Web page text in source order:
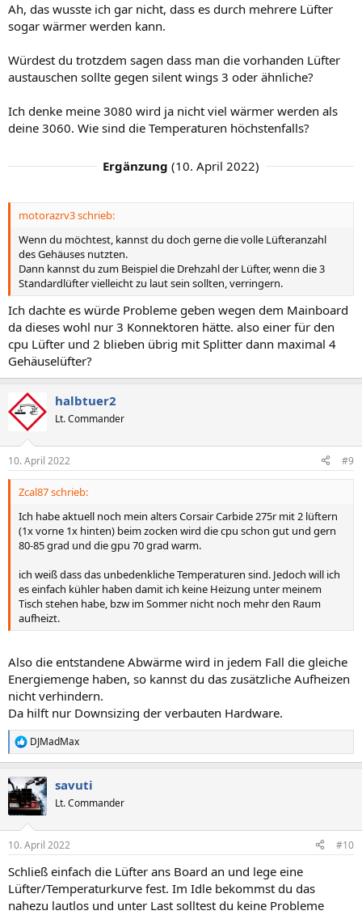
eine 3060 Ti verbaut.
Box" mit die beste Airflow-Performance hat, die man sich derzeit
überhaupt wünschen kann. Mit zu vielen Lüftern wirst du das
Ergebnis aufgrund von Luftverwirbelungen schlimmstenfalls sogar
Ah, das wusste ich gar nicht, dass es durch mehrere Lüfter
sogar wärmer werden kann.
Würdest du trotzdem sagen dass man die vorhanden Lüfter
austauschen sollte gegen silent wings 3 oder ähnliche?
Ich denke meine 3080 wird ja nicht viel wärmer werden als
deine 3060. Wie sind die Temperaturen höchstenfalls?
Ergänzung (10. April 2022)
motorazrv3 schrieb:
Wenn du möchtest, kannst du doch gerne die volle Lüfteranzahl
des Gehäuses nutzten.
Dann kannst du zum Beispiel die Drehzahl der Lüfter, wenn die 3
Standardlüfter vielleicht zu laut sein sollten, verringern.
Ich dachte es würde Probleme geben wegen dem Mainboard
da dieses wohl nur 3 Konnektoren hätte. also einer für den
cpu Lüfter und 2 blieben übrig mit Splitter dann maximal 4
Gehäuselüfter?
halbtuer2
Lt. Commander
10. April 2022 #9
Zcal87 schrieb:
Ich habe aktuell noch mein alters Corsair Carbide 275r mit 2 lüftern
(1x vorne 1x hinten) beim zocken wird die cpu schon gut und gern
80-85 grad und die gpu 70 grad warm.
ich weiß dass das unbedenkliche Temperaturen sind. Jedoch will ich
es einfach kühler haben damit ich keine Heizung unter meinem
Tisch stehen habe, bzw im Sommer nicht noch mehr den Raum
aufheizt.
Also die entstandene Abwärme wird in jedem Fall die gleiche
Energiemenge haben, so kannst du das zusätzliche Aufheizen
nicht verhindern.
Da hilft nur Downsizing der verbauten Hardware.
R
e
k
t
i
e
:
DJMadMax
savuti
Lt. Commander
10. April 2022 #10
Schließ einfach die Lüfter ans Board an und lege eine
Lüfter/Temperaturkurve fest. Im Idle bekommst du das
nahezu lautlos und unter Last solltest du keine Probleme